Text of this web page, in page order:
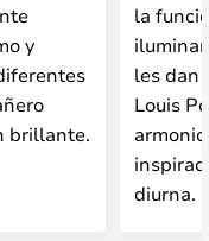
y
brillante.
la
les dan
Louis
diurna.